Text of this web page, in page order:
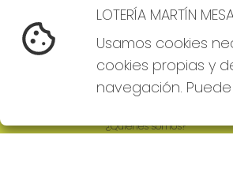
Imagen
LOTERÍA MARTÍN
¿Quiénes somos?
LOTERÍA MARTÍN
Usamos cookies
cookies propias y
navegación. Puede